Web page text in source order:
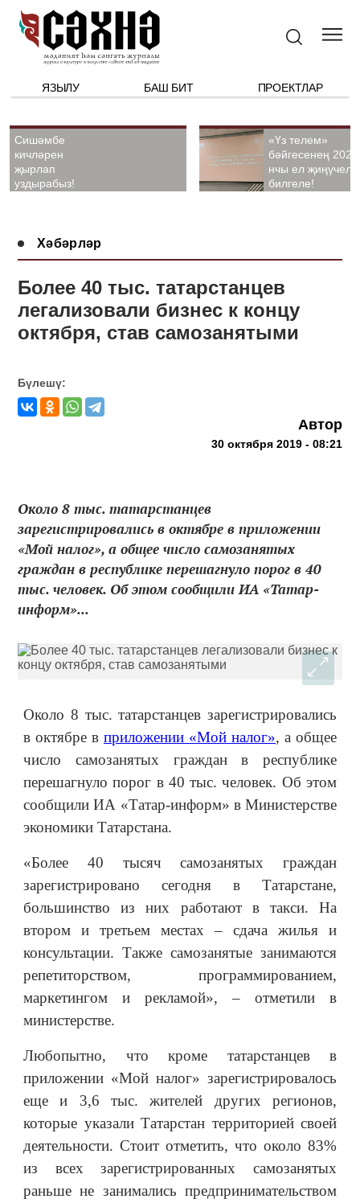
ЯЗЫЛУ БАШ БИТ ПРОЕКТЛАР
Сишәмбе
кичләрен
җырлап
уздырабыз!
«Үз телем»
бәйгесенең 2026
нчы ел
билгеле!
Хәбәрләр
Более 40 тыс. татарстанцев
легализовали бизнес к концу
октября, став самозанятыми
Бүлешү:
Автор
30 октября 2019 - 08:21
Около 8 тыс. татарстанцев
зарегистрировались в октябре в приложении
«Мой налог», а общее число самозанятых
граждан в республике перешагнуло порог в 40
тыс. человек. Об этом сообщили ИА «Татар-
информ»...
Около 8 тыс. татарстанцев зарегистрировались
в октябре в приложении «Мой налог», а общее
число самозанятых граждан в республике
перешагнуло порог в 40 тыс. человек. Об этом
сообщили ИА «Татар-информ» в Министерстве
экономики Татарстана.
«Более 40 тысяч самозанятых граждан
зарегистрировано сегодня в Татарстане,
большинство из них работают в такси. На
втором и третьем местах – сдача жилья и
консультации. Также самозанятые занимаются
репетиторством, программированием,
маркетингом и рекламой», – отметили в
министерстве.
Любопытно, что кроме татарстанцев в
приложении «Мой налог» зарегистрировалось
еще и 3,6 тыс. жителей других регионов,
которые указали Татарстан территорией своей
деятельности. Стоит отметить, что около 83%
из всех зарегистрированных самозанятых
раньше не занимались предпринимательством